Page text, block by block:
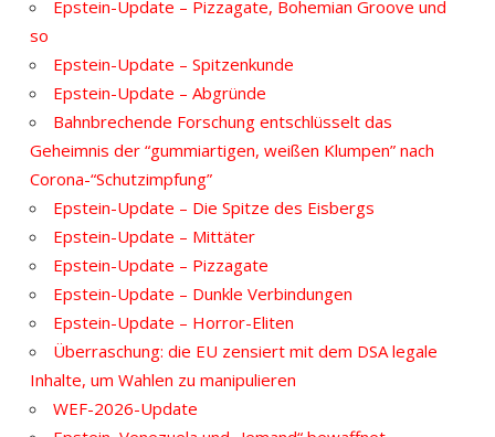
Epstein-Update – Pizzagate, Bohemian Groove und
so
Epstein-Update – Spitzenkunde
Epstein-Update – Abgründe
Bahnbrechende Forschung entschlüsselt das
Geheimnis der “gummiartigen, weißen Klumpen” nach
Corona-“Schutzimpfung”
Epstein-Update – Die Spitze des Eisbergs
Epstein-Update – Mittäter
Epstein-Update – Pizzagate
Epstein-Update – Dunkle Verbindungen
Epstein-Update – Horror-Eliten
Überraschung: die EU zensiert mit dem DSA legale
Inhalte, um Wahlen zu manipulieren
WEF-2026-Update